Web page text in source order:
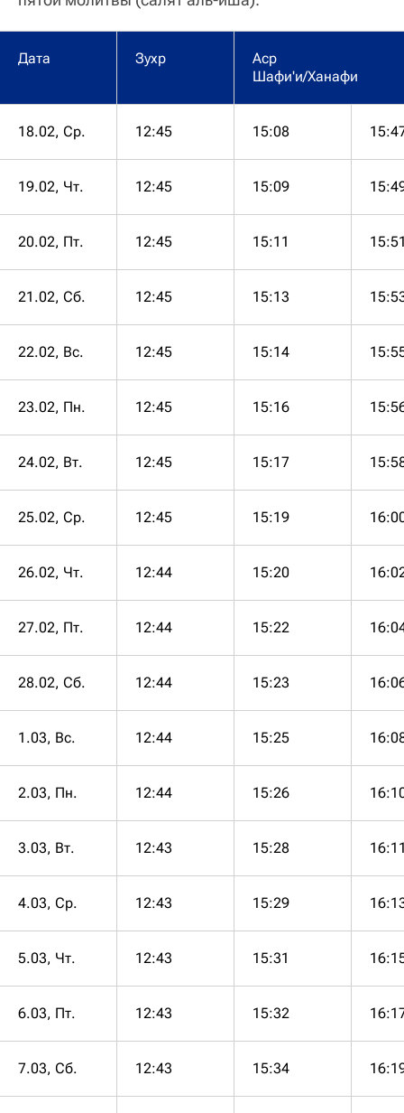
Дата Зухр
Аср
Шафи'и/Ханафи
18.02, Ср. 12:45 15:08
19.02, Чт. 12:45 15:09
20.02, Пт. 12:45 15:11
21.02, Сб. 12:45 15:13
22.02, Вс. 12:45 15:14
23.02, Пн. 12:45 15:16
24.02, Вт. 12:45 15:17
25.02, Ср. 12:45 15:19
26.02, Чт. 12:44 15:20
27.02, Пт. 12:44 15:22
28.02, Сб. 12:44 15:23
1.03, Вс. 12:44 15:25
2.03, Пн. 12:44 15:26
3.03, Вт. 12:43 15:28
4.03, Ср. 12:43 15:29
5.03, Чт. 12:43 15:31
6.03, Пт. 12:43 15:32
7.03, Сб. 12:43 15:34